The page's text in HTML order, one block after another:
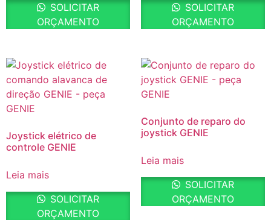
SOLICITAR
ORÇAMENTO
SOLICITAR
ORÇAMENTO
Joystick elétrico de
controle GENIE
Leia mais
SOLICITAR
ORÇAMENTO
Conjunto de reparo do
joystick GENIE
Leia mais
SOLICITAR
ORÇAMENTO